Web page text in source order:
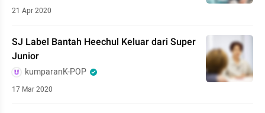
21 Apr 2020
SJ Label Bantah Heechul Keluar dari Super
Junior
kumparanK-POP
17 Mar 2020